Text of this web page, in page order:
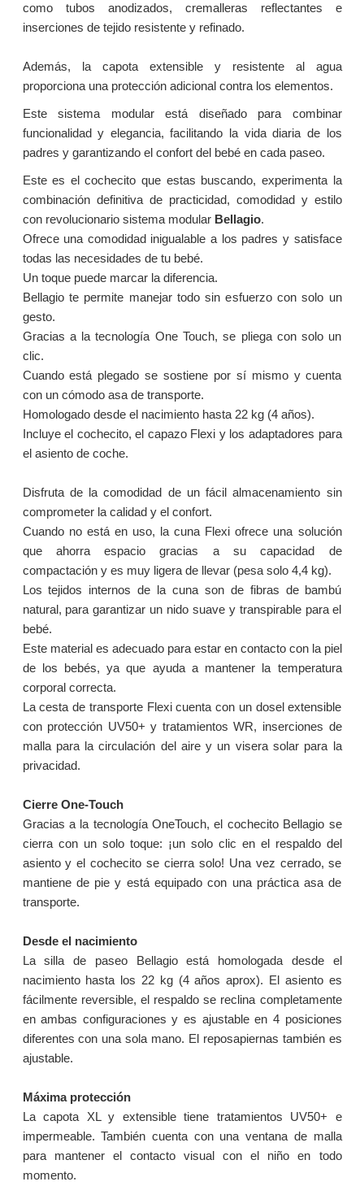
como tubos anodizados, cremalleras reflectantes e
inserciones de tejido resistente y refinado.
Además, la capota extensible y resistente al agua
proporciona una protección adicional contra los elementos.
Este sistema modular está diseñado para combinar
funcionalidad y elegancia, facilitando la vida diaria de los
padres y garantizando el confort del bebé en cada paseo.
Este es el cochecito que estas buscando, experimenta la
combinación definitiva de practicidad, comodidad y estilo
con revolucionario sistema modular Bellagio.
Ofrece una comodidad inigualable a los padres y satisface
todas las necesidades de tu bebé.
Un toque puede marcar la diferencia.
Bellagio te permite manejar todo sin esfuerzo con solo un
gesto.
Gracias a la tecnología One Touch, se pliega con solo un
clic.
Cuando está plegado se sostiene por sí mismo y cuenta
con un cómodo asa de transporte.
Homologado desde el nacimiento hasta 22 kg (4 años).
Incluye el cochecito, el capazo Flexi y los adaptadores para
el asiento de coche.
Disfruta de la comodidad de un fácil almacenamiento sin
comprometer la calidad y el confort.
Cuando no está en uso, la cuna Flexi ofrece una solución
que ahorra espacio gracias a su capacidad de
compactación y es muy ligera de llevar (pesa solo 4,4 kg).
Los tejidos internos de la cuna son de fibras de bambú
natural, para garantizar un nido suave y transpirable para el
bebé.
Este material es adecuado para estar en contacto con la piel
de los bebés, ya que ayuda a mantener la temperatura
corporal correcta.
La cesta de transporte Flexi cuenta con un dosel extensible
con protección UV50+ y tratamientos WR, inserciones de
malla para la circulación del aire y un visera solar para la
privacidad.
Cierre One-Touch
Gracias a la tecnología OneTouch, el cochecito Bellagio se
cierra con un solo toque: ¡un solo clic en el respaldo del
asiento y el cochecito se cierra solo! Una vez cerrado, se
mantiene de pie y está equipado con una práctica asa de
transporte.
Desde el nacimiento
La silla de paseo Bellagio está homologada desde el
nacimiento hasta los 22 kg (4 años aprox). El asiento es
fácilmente reversible, el respaldo se reclina completamente
en ambas configuraciones y es ajustable en 4 posiciones
diferentes con una sola mano. El reposapiernas también es
ajustable.
Máxima protección
La capota XL y extensible tiene tratamientos UV50+ e
impermeable. También cuenta con una ventana de malla
para mantener el contacto visual con el niño en todo
momento.